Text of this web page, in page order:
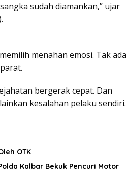
sudah diamankan,” ujar
menahan emosi. Tak ada
bergerak cepat. Dan
kesalahan pelaku sendiri.
OTK
Kalbar Bekuk Pencuri Motor